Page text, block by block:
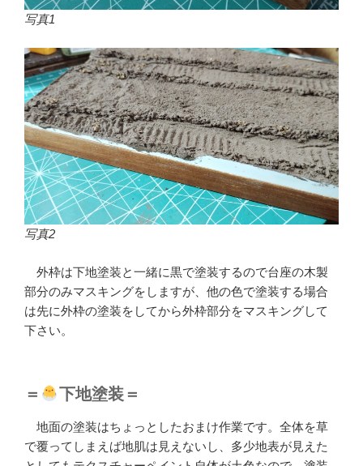
写真1
写真2
外枠は下地塗装と一緒に黒で塗装するので台座の木製
部分のみマスキングをしますが、他の色で塗装する場合
は先に外枠の塗装をしてから外枠部分をマスキングして
下さい。
＝ 下地塗装＝
地面の塗装はちょっとしたおまけ作業です。全体を草
で覆ってしまえば地肌は見えないし、多少地表が見えた